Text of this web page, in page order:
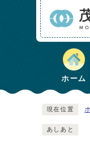
ホーム
現在位置
あしあと